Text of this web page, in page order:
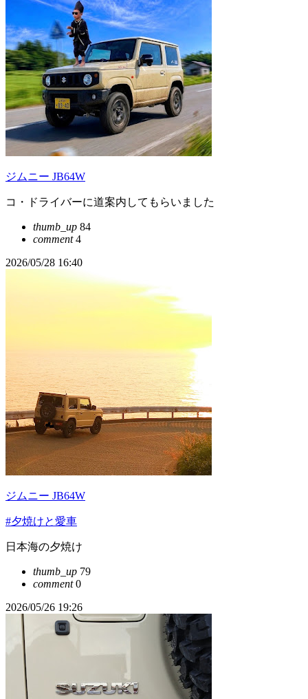
ジムニー JB64W
コ・ドライバーに道案内してもらいました
thumb_up 84
comment4
2026/05/28 16:40
ジムニー JB64W
#夕焼けと愛車
日本海の夕焼け
thumb_up 79
comment0
2026/05/26 19:26